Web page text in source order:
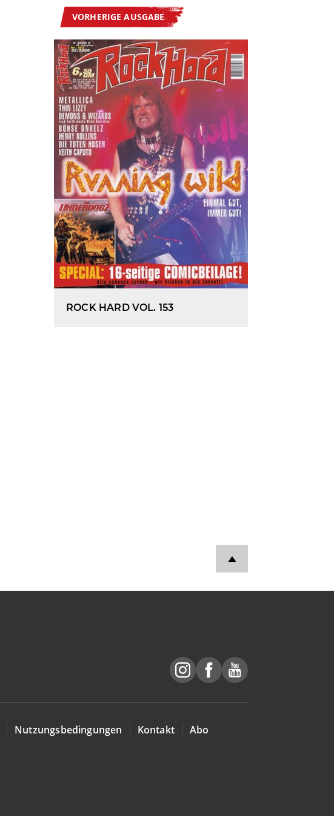
VORHERIGE AUSGABE
ROCK HARD VOL. 153
Nutzungsbedingungen Kontakt
Abo